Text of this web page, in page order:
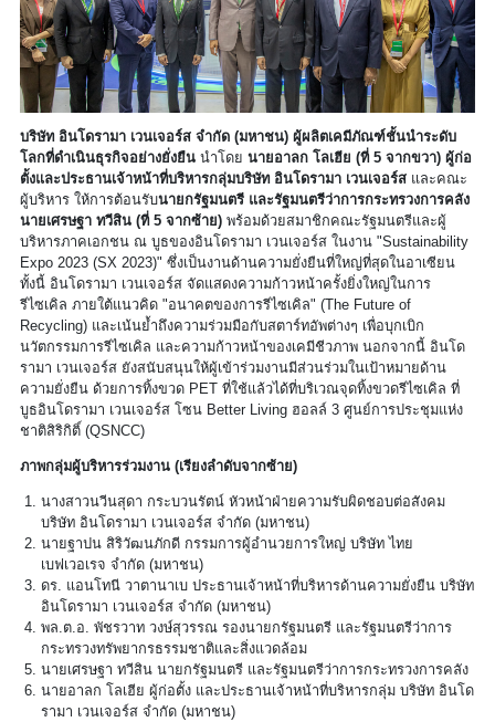
บริษัท อินโดรามา เวนเจอร์ส จำกัด (มหาชน) ผู้ผลิตเคมีภัณฑ์ชั้นนำระดับ
โลกที่ดำเนินธุรกิจอย่างยั่งยืน นำโดย นายอาลก โลเฮีย (ที่ 5 จากขวา) ผู้ก่อ
ตั้งและประธานเจ้าหน้าที่บริหารกลุ่มบริษัท อินโดรามา เวนเจอร์ส และคณะ
ผู้บริหาร ให้การต้อนรับนายกรัฐมนตรี และรัฐมนตรีว่าการกระทรวงการคลัง
นายเศรษฐา ทวีสิน (ที่ 5 จากซ้าย) พร้อมด้วยสมาชิกคณะรัฐมนตรีและผู้
บริหารภาคเอกชน ณ บูธของอินโดรามา เวนเจอร์ส ในงาน "Sustainability
Expo 2023 (SX 2023)" ซึ่งเป็นงานด้านความยั่งยืนที่ใหญ่ที่สุดในอาเซียน
ทั้งนี้ อินโดรามา เวนเจอร์ส จัดแสดงความก้าวหน้าครั้งยิ่งใหญ่ในการ
รีไซเคิล ภายใต้แนวคิด "อนาคตของการรีไซเคิล" (The Future of
Recycling) และเน้นย้ำถึงความร่วมมือกับสตาร์ทอัพต่างๆ เพื่อบุกเบิก
นวัตกรรมการรีไซเคิล และความก้าวหน้าของเคมีชีวภาพ นอกจากนี้ อินโด
รามา เวนเจอร์ส ยังสนับสนุนให้ผู้เข้าร่วมงานมีส่วนร่วมในเป้าหมายด้าน
ความยั่งยืน ด้วยการทิ้งขวด PET ที่ใช้แล้วได้ที่บริเวณจุดทิ้งขวดรีไซเคิล ที่
บูธอินโดรามา เวนเจอร์ส โซน Better Living ฮอลล์ 3 ศูนย์การประชุมแห่ง
ชาติสิริกิติ์ (QSNCC)
ภาพกลุ่มผู้บริหารร่วมงาน (เรียงลำดับจากซ้าย)
นางสาวนวีนสุดา กระบวนรัตน์ หัวหน้าฝ่ายความรับผิดชอบต่อสังคม
บริษัท อินโดรามา เวนเจอร์ส จำกัด (มหาชน)
นายฐาปน สิริวัฒนภักดี กรรมการผู้อำนวยการใหญ่ บริษัท ไทย
เบฟเวอเรจ จำกัด (มหาชน)
ดร. แอนโทนี วาตานาเบ ประธานเจ้าหน้าที่บริหารด้านความยั่งยืน บริษัท
อินโดรามา เวนเจอร์ส จำกัด (มหาชน)
พล.ต.อ. พัชรวาท วงษ์สุวรรณ รองนายกรัฐมนตรี และรัฐมนตรีว่าการ
กระทรวงทรัพยากรธรรมชาติและสิ่งแวดล้อม
นายเศรษฐา ทวีสิน นายกรัฐมนตรี และรัฐมนตรีว่าการกระทรวงการคลัง
นายอาลก โลเฮีย ผู้ก่อตั้ง และประธานเจ้าหน้าที่บริหารกลุ่ม บริษัท อินโด
รามา เวนเจอร์ส จำกัด (มหาชน)